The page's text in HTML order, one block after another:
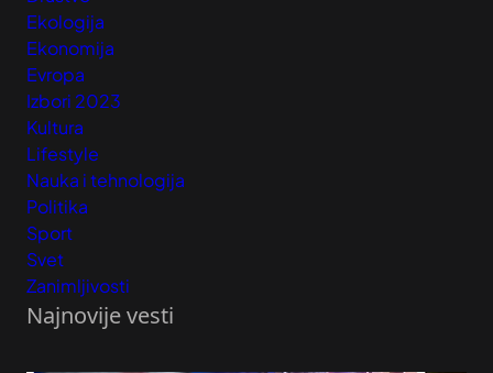
Ekologija
Ekonomija
Evropa
Izbori 2023
Kultura
Lifestyle
Nauka i tehnologija
Politika
Sport
Svet
Zanimljivosti
Najnovije vesti